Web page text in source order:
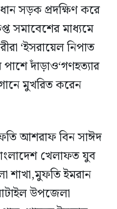
সড়ক প্রদক্ষিণ করে
সমাবেশের মাধ্যমে
‘ইসরায়েল নিপাত
দাঁড়াও‘গণহত্যার
মুখরিত করেন
আশরাফ বিন সাঈদ
খেলাফত যুব
শাখা,মুফতি ইমরান
উপজেলা